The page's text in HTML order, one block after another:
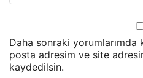
Daha sonraki yorumlarımda
posta adresim ve site
kaydedilsin.